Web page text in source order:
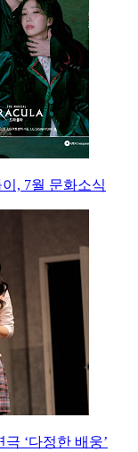
, 7월 문화소식
‘다정한 배웅’